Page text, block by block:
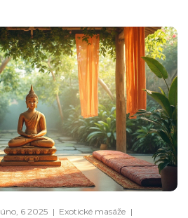
úno, 6 2025 | Exotické masáže |